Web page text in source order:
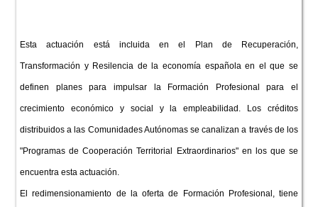
Esta actuación está incluida en el Plan de Recuperación,
Transformación y Resilencia de la economía española en el que se
definen planes para impulsar la Formación Profesional para el
crecimiento económico y social y la empleabilidad. Los créditos
distribuidos a las Comunidades Autónomas se canalizan a través de los
"Programas de Cooperación Territorial Extraordinarios" en los que se
encuentra esta actuación.
El redimensionamiento de la oferta de Formación Profesional, tiene